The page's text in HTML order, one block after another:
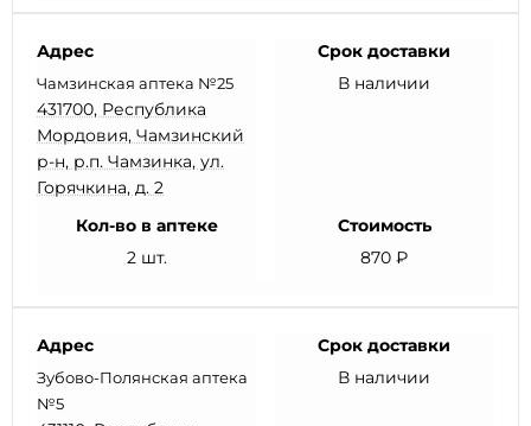
Адрес
Чамзинская аптека №25
431700, Республика
Мордовия, Чамзинский
р-н, р.п. Чамзинка, ул.
Горячкина, д. 2
Срок доставки
В наличии
Кол-во в аптеке
2 шт.
Стоимость
870 ₽
Адрес
Зубово-Полянская аптека
№5
Срок доставки
В наличии